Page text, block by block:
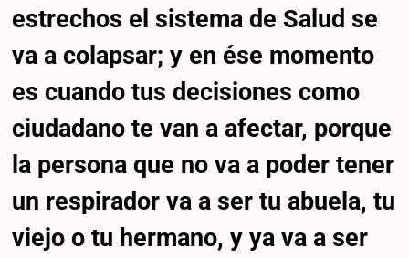
estrechos el sistema de Salud se
va a colapsar; y en ése momento
es cuando tus decisiones como
ciudadano te van a afectar, porque
la persona que no va a poder tener
un respirador va a ser tu abuela, tu
viejo o tu hermano, y ya va a ser